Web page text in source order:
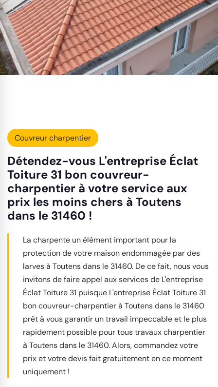
Couvreur charpentier
Détendez-vous L'entreprise Éclat
Toiture 31 bon couvreur-
charpentier à votre service aux
prix les moins chers à Toutens
dans le 31460 !
La charpente un élément important pour la
protection de votre maison endommagée par des
larves à Toutens dans le 31460. De ce fait, nous vous
invitons de faire appel aux services de L'entreprise
Éclat Toiture 31 puisque L'entreprise Éclat Toiture 31
bon couvreur-charpentier à Toutens dans le 31460
prêt à vous garantir un travail impeccable et le plus
rapidement possible pour tous travaux charpentier
à Toutens dans le 31460. Alors, commandez votre
prix et votre devis fait gratuitement en ce moment
uniquement !